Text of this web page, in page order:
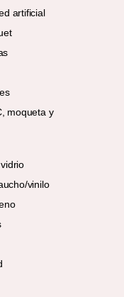
artificial
moqueta y
vinilo